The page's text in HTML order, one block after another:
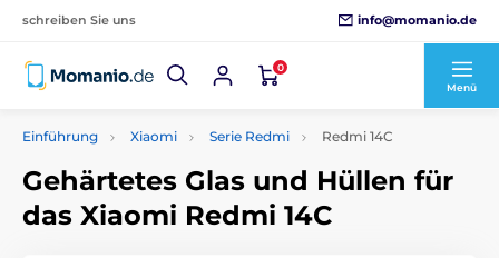
schreiben Sie uns info@momanio.de
0
Menü
Einführung Xiaomi Serie Redmi Redmi 14C
Gehärtetes Glas und Hüllen für
das Xiaomi Redmi 14C